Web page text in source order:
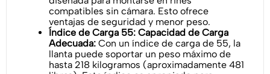
compatibles sin cámara. Esto ofrece
ventajas de seguridad y menor peso.
Índice de Carga 55: Capacidad de Carga
Adecuada: Con un índice de carga de 55, la
llanta puede soportar un peso máximo de
hasta 218 kilogramos (aproximadamente 481